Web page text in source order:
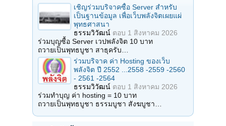
เชิญร่วมบริจาคซื้อ Server สำหรับ
เป็นฐานข้อมูล เพื่อเว็บพลังจิตเผยแผ่
พุทธศาสนา
ธรรมวิวัฒน์ ตอบ 1 สิงหาคม 2026
ร่วมบุญซื้อ Server เวปพลังจิต 10 บาท
ถวายเป็นพุทธบูชา สาธุครับ…
ร่วมบริจาค ค่า Hosting ของเว็บ
พลังจิต ปี 2552 ...2558 -2559 -2560
- 2561 -2564
ธรรมวิวัฒน์ ตอบ 1 สิงหาคม 2026
ร่วมทำบุญ ค่า hosting = 10 บาท
ถวายเป็นพุทธบูชา ธรรมบูชา สังฆบูชา…